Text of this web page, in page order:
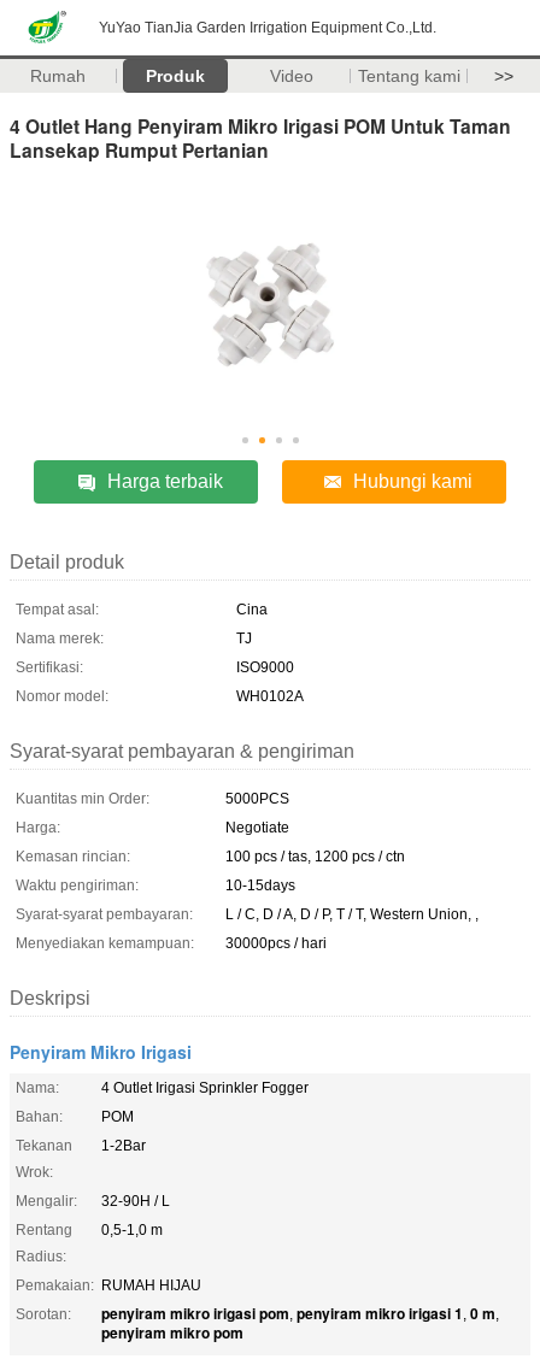
YuYao TianJia Garden Irrigation Equipment Co.,Ltd.
Rumah Produk Video Tentang kami >>
4 Outlet Hang Penyiram Mikro Irigasi POM Untuk Taman
Lansekap Rumput Pertanian
Harga terbaik Hubungi kami
Detail produk
Tempat asal:
Cina
Nama merek:
TJ
Sertifikasi:
ISO9000
Nomor model:
WH0102A
Syarat-syarat pembayaran & pengiriman
Kuantitas min Order:
5000PCS
Harga:
Negotiate
Kemasan rincian:
100 pcs / tas, 1200 pcs / ctn
Waktu pengiriman:
10-15days
Syarat-syarat pembayaran:
L / C, D / A, D / P, T / T, Western Union, ,
Menyediakan kemampuan:
30000pcs / hari
Deskripsi
Penyiram Mikro Irigasi
Nama:
4 Outlet Irigasi Sprinkler Fogger
Bahan:
POM
Tekanan
Wrok:
1-2Bar
Mengalir:
32-90H / L
Rentang
Radius:
0,5-1,0 m
Pemakaian: RUMAH HIJAU
Sorotan:
penyiram mikro irigasi pom, penyiram mikro irigasi 1 , 0 m,
penyiram mikro pom